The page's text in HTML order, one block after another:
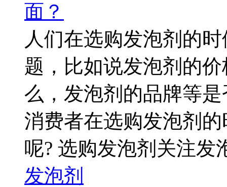
面？
人们在选购发泡剂的
题，比如说发泡剂的
么，发泡剂的品牌等
消费者在选购发泡剂
呢? 选购发泡剂关注发
发泡剂